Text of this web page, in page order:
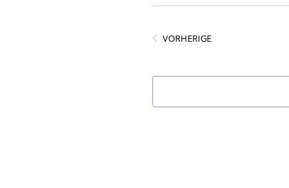
VORHERIGEVERANSTALTUNGEN